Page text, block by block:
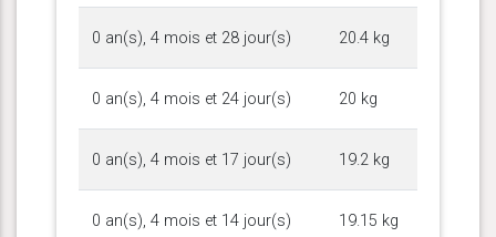
0 an(s), 4 mois et 28 jour(s) 20.4 kg
0 an(s), 4 mois et 24 jour(s) 20 kg
0 an(s), 4 mois et 17 jour(s) 19.2 kg
0 an(s), 4 mois et 14 jour(s) 19.15 kg